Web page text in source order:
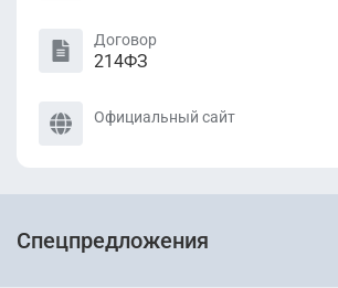
Договор
214ФЗ
Официальный сайт
Спецпредложения